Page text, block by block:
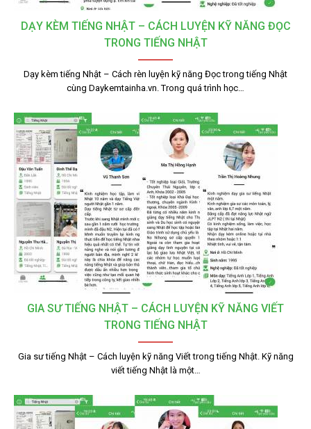
DẠY KÈM TIẾNG NHẬT – CÁCH LUYỆN KỸ NĂNG ĐỌC
TRONG TIẾNG NHẬT
Dạy kèm tiếng Nhật – Cách rèn luyện kỹ năng Đọc trong tiếng Nhật
cùng Daykemtainha.vn. Trong quá trình học…
GIA SƯ TIẾNG NHẬT – CÁCH LUYỆN KỸ NĂNG VIẾT
TRONG TIẾNG NHẬT
Gia sư tiếng Nhật – Cách luyện kỹ năng Viết trong tiếng Nhật. Kỹ năng
viết tiếng Nhật là một…